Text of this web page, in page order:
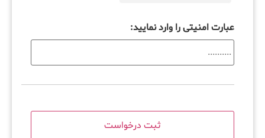
عبارت امنیتی را وارد نمایید: